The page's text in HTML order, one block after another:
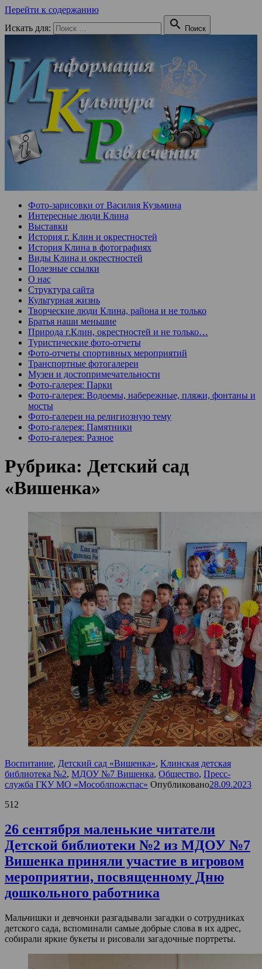
Перейти к содержанию
Искать для:
 Поиск
Фото-зарисовки от Василия Кузьмина
Интересные люди Клина
Выставки
История г. Клин и окрестностей
История Клина в фотографиях
Виды Клина и окрестностей
Полезные ссылки
О нас
Структура сайта
Культурная жизнь
Творческие люди Клина, района и не только
Братья наши меньшие
Природа г.Клин, окрестностей и не только…
Туристические фото-отчеты
Фото-отчеты спортивных мероприятий
Транспортные фотогалереи
Музеи и достопримечательности
Фото-галерея: Парки
Фото-галерея: Водоемы, набережные, пляжи, фонтаны и
мосты
Фото-галереи на религиозную тему
Фото-галерея: Памятники
Фото-галерея: Разное
Рубрика: Детский сад
«Вишенка»
Воспитание, Детский сад «Вишенка», Клинская детская
библиотека №2, МДОУ №7 Вишенка, Общество, Пресс-
служба ГКУ МО «Мособлпожспас» Опубликовано28.09.2023
512
26 сентября маленькие читатели
Детской библиотеки №2 из МДОУ №7
Вишенка приняли участие в игровом
мероприятии, посвященному Дню
дошкольного работника
Мальчишки и девчонки разгадывали загадки о сотрудниках
детского сада, вспоминали самые добрые слова в их адрес,
собирали яркие букеты и рисовали загадочные портреты.